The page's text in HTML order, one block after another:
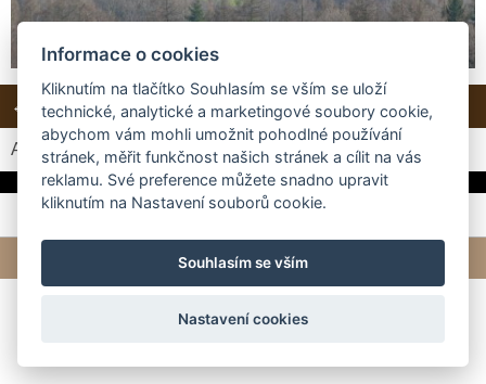
← Předchozí Další → Zpět do složky
Automatické procházení: 3| |5| | 7 (čas ve vteřinách)
© 2026 eStránky.cz | Tvorba webových stránek
Informace o cookies
Kliknutím na tlačítko Souhlasím se vším se uloží
technické, analytické a marketingové soubory cookie,
abychom vám mohli umožnit pohodlné používání
stránek, měřit funkčnost našich stránek a cílit na vás
reklamu. Své preference můžete snadno upravit
kliknutím na Nastavení souborů cookie.
Souhlasím se vším
Nastavení cookies